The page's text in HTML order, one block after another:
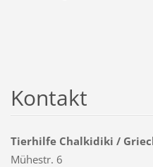
Kontakt
Tierhilfe Chalkidiki /
Mühestr. 6